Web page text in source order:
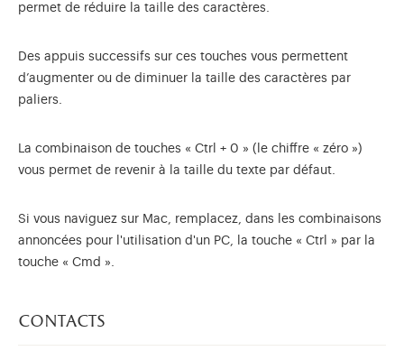
permet de réduire la taille des caractères.
Des appuis successifs sur ces touches vous permettent
d’augmenter ou de diminuer la taille des caractères par
paliers.
La combinaison de touches « Ctrl + 0 » (le chiffre « zéro »)
vous permet de revenir à la taille du texte par défaut.
Si vous naviguez sur Mac, remplacez, dans les combinaisons
annoncées pour l'utilisation d'un PC, la touche « Ctrl » par la
touche « Cmd ».
contacts